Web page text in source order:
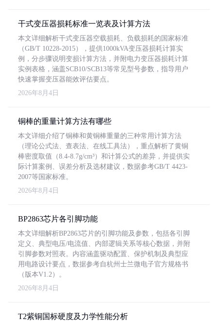
干式变压器损耗标准一览表及计算方法
本文详细解析干式变压器空载损耗、负载损耗的国家标准
（GB/T 10228-2015），提供1000kVA变压器损耗计算实
例，分步骤说明变损计算方法，并附电力变压器损耗计算
实例表格，涵盖SCB10/SCB13等常见型号参数，指导用户
快速掌握变压器能效评估要点。
2026年8月4日
铜棒的重量计算方法有哪些
本文详细介绍了铜棒和黄铜棒重量的三种常用计算方法
（理论公式法、查表法、在线工具法），重点解析了黄铜
棒密度取值（8.4-8.7g/cm³）和计算公式的差异，并提供实
际计算案例、误差分析及选材建议，数据参考GB/T 4423-
2007等国家标准。
2026年8月4日
BP2863芯片各引脚功能
本文详细解析BP2863芯片的引脚功能及参数，包括各引脚
定义、典型电压/电流值、内部逻辑关系等核心数据，并附
引脚参数对照表。内容涵盖驱动配置、保护机制及典型应
用电路设计要点，数据参考自杭州士兰微电子官方规格书
（版本V1.2）。
2026年8月4日
T2紫铜国标硬度及力学性能分析